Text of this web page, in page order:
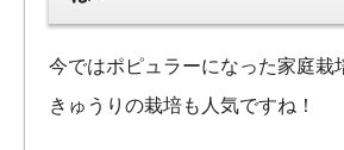
今ではポピュラーになった家庭栽
きゅうりの栽培も人気ですね！